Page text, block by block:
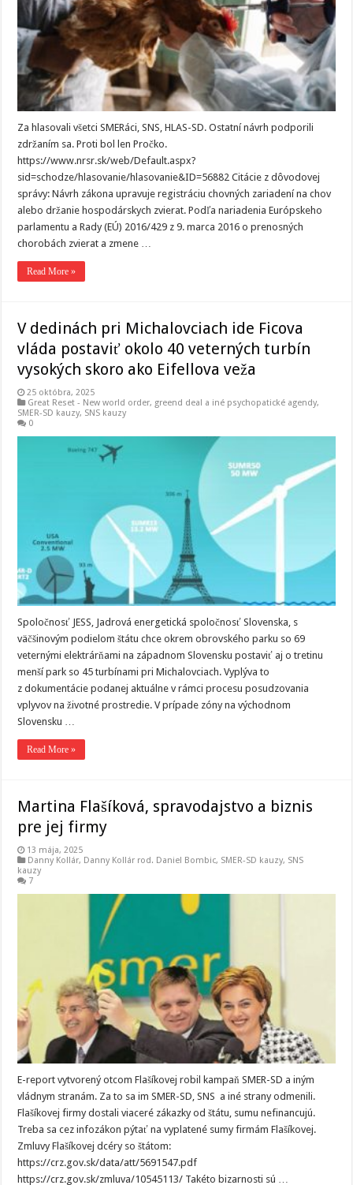
Za hlasovali všetci SMERáci, SNS, HLAS-SD. Ostatní návrh podporili
zdržaním sa. Proti bol len Pročko.
https://www.nrsr.sk/web/Default.aspx?
sid=schodze/hlasovanie/hlasovanie&ID=56882 Citácie z dôvodovej
správy: Návrh zákona upravuje registráciu chovných zariadení na chov
alebo držanie hospodárskych zvierat. Podľa nariadenia Európskeho
parlamentu a Rady (EÚ) 2016/429 z 9. marca 2016 o prenosných
chorobách zvierat a zmene …
Read More »
V dedinách pri Michalovciach ide Ficova
vláda postaviť okolo 40 veterných turbín
vysokých skoro ako Eifellova veža
25 októbra, 2025
Great Reset - New world order, greend deal a iné psychopatické agendy,
SMER-SD kauzy, SNS kauzy
0
Spoločnosť JESS, Jadrová energetická spoločnosť Slovenska, s
väčšinovým podielom štátu chce okrem obrovského parku so 69
veternými elektrárňami na západnom Slovensku postaviť aj o tretinu
menší park so 45 turbínami pri Michalovciach. Vyplýva to
z dokumentácie podanej aktuálne v rámci procesu posudzovania
vplyvov na životné prostredie. V prípade zóny na východnom
Slovensku …
Read More »
Martina Flašíková, spravodajstvo a biznis
pre jej firmy
13 mája, 2025
Danny Kollár, Danny Kollár rod. Daniel Bombic, SMER-SD kauzy, SNS
kauzy
7
E-report vytvorený otcom Flašíkovej robil kampaň SMER-SD a iným
vládnym stranám. Za to sa im SMER-SD, SNS a iné strany odmenili.
Flašíkovej firmy dostali viaceré zákazky od štátu, sumu nefinancujú.
Treba sa cez infozákon pýtať na vyplatené sumy firmám Flašíkovej.
Zmluvy Flašíkovej dcéry so štátom:
https://crz.gov.sk/data/att/5691547.pdf
https://crz.gov.sk/zmluva/10545113/ Takéto bizarnosti sú …